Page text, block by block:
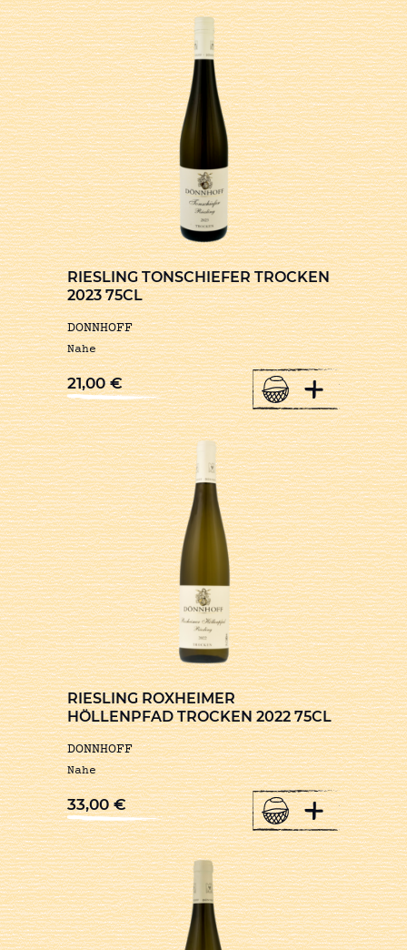
RIESLING TONSCHIEFER TROCKEN
2023 75CL
DONNHOFF
Nahe
21,00€ +
RIESLING ROXHEIMER
HÖLLENPFAD TROCKEN 2022 75CL
DONNHOFF
Nahe
33,00€ +